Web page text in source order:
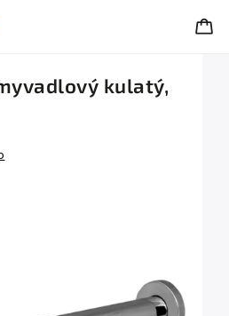
kulatý,